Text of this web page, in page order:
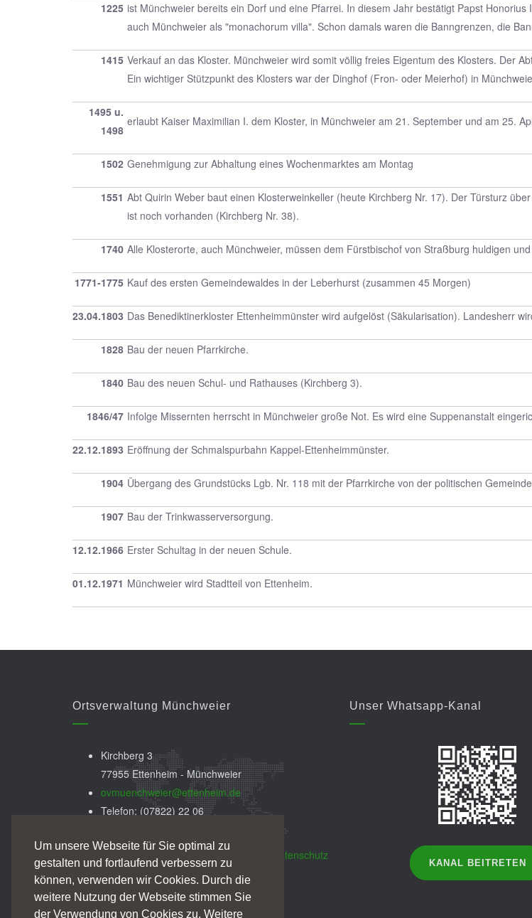
Um unsere Webseite für Sie optimal zu
gestalten und fortlaufend verbessern zu
können, verwenden wir Cookies. Durch die
weitere Nutzung der Webseite stimmen Sie
der Verwendung von Cookies zu. Weitere
1225 ist Münchweier bereits ein Dorf und eine Pfarrei. In diesem Jahr bestätigt Papst
auch Münchweier als "monachorum villa". Schon damals waren die Banngrenzen, die
1415 Verkauf an das Kloster. Münchweier wird somit völlig freies Eigentum des Klosters. Der
Ein wichtiger Stützpunkt des Klosters war der Dinghof (Fron- oder Meierhof) in
1495 u.
1498
erlaubt Kaiser Maximilian I. dem Kloster, in Münchweier am 21. September und am 25.
1502 Genehmigung zur Abhaltung eines Wochenmarktes am Montag
1551 Abt Quirin Weber baut einen Klosterweinkeller (heute Kirchberg Nr. 17). Der Türsturz
ist noch vorhanden (Kirchberg Nr. 38).
1740 Alle Klosterorte, auch Münchweier, müssen dem Fürstbischof von Straßburg huldigen
1771-1775 Kauf des ersten Gemeindewaldes in der Leberhurst (zusammen 45 Morgen)
23.04.1803 Das Benediktinerkloster Ettenheimmünster wird aufgelöst (Säkularisation). Landesherr
1828 Bau der neuen Pfarrkirche.
1840 Bau des neuen Schul- und Rathauses (Kirchberg 3).
1846/47 Infolge Missernten herrscht in Münchweier große Not. Es wird eine Suppenanstalt
22.12.1893 Eröffnung der Schmalspurbahn Kappel-Ettenheimmünster.
1904 Übergang des Grundstücks Lgb. Nr. 118 mit der Pfarrkirche von der politischen
1907 Bau der Trinkwasserversorgung.
12.12.1966 Erster Schultag in der neuen Schule.
01.12.1971 Münchweier wird Stadtteil von Ettenheim.
Ortsverwaltung Münchweier
Kirchberg 3
77955 Ettenheim - Münchweier
ovmuenchweier@ettenheim.de
Telefon: (07822) 22 06
Datenschutz
Unser Whatsapp-Kanal
KANAL BEITRETEN